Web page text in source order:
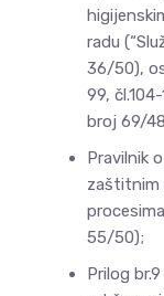
radu
36/50),
99,
broj 69/
Pravilnik
zaštitnim
55/50);
Prilog